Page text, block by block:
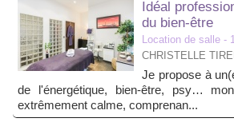
Idéal
du bien-être
Location de salle -
CHRISTELLE
Je propose à
de l'énergétique, bien-être, psy…
extrêmement calme, comprenan...